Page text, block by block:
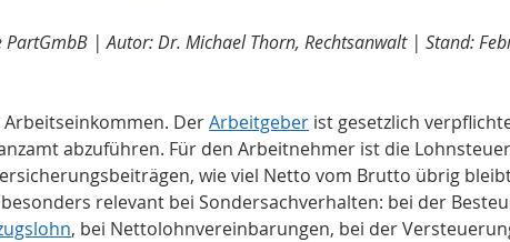
PartGmbB | Autor: Dr. Michael Thorn, Rechtsanwalt | Stand:
Der Arbeitgeber ist gesetzlich
abzuführen. Für den Arbeitnehmer ist die
wie viel Netto vom Brutto übrig
relevant bei Sondersachverhalten: bei der
, bei Nettolohnvereinbarungen, bei der